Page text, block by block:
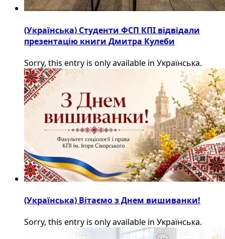
(Українська) Студенти ФСП КПІ відвідали
презентацію книги Дмитра Кулеби
Sorry, this entry is only available in Українська.
(Українська) Вітаємо з Днем вишиванки!
Sorry, this entry is only available in Українська.